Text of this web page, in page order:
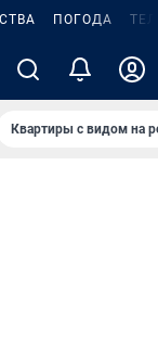
ПОГОДА
Квартиры с видом на